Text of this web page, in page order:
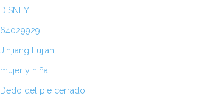
DISNEY
64029929
Jinjiang Fujian
mujer y niña
Dedo del pie cerrado